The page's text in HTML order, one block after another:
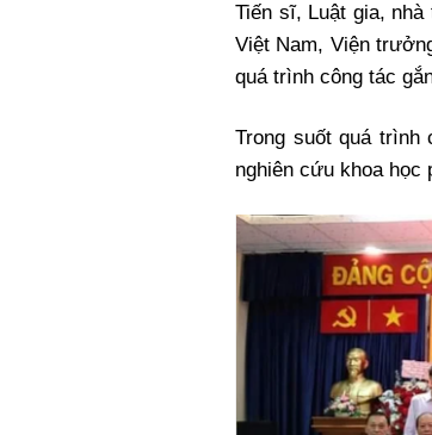
Tiến sĩ, Luật gia,
Việt Nam, Viện
quá trình công tác
Trong suốt quá trình
nghiên cứu khoa học